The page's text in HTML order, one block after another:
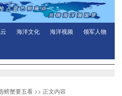
海洋文化 海洋视频 领军人物
螃蟹要五看 >> 正文内容